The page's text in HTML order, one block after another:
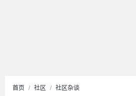
首页 社区 社区杂谈